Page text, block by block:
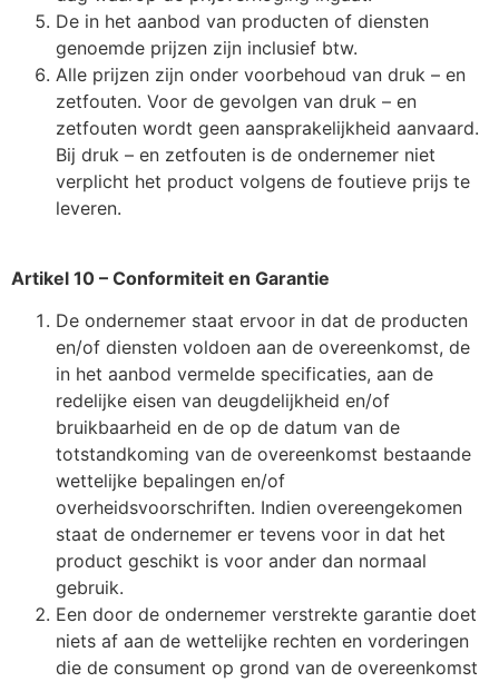
De in het aanbod van producten of diensten
genoemde prijzen zijn inclusief btw.
Alle prijzen zijn onder voorbehoud van druk – en
zetfouten. Voor de gevolgen van druk – en
zetfouten wordt geen aansprakelijkheid aanvaard.
Bij druk – en zetfouten is de ondernemer niet
verplicht het product volgens de foutieve prijs te
leveren.
Artikel 10 – Conformiteit en Garantie
De ondernemer staat ervoor in dat de producten
en/of diensten voldoen aan de overeenkomst, de
in het aanbod vermelde specificaties, aan de
redelijke eisen van deugdelijkheid en/of
bruikbaarheid en de op de datum van de
totstandkoming van de overeenkomst bestaande
wettelijke bepalingen en/of
overheidsvoorschriften. Indien overeengekomen
staat de ondernemer er tevens voor in dat het
product geschikt is voor ander dan normaal
gebruik.
Een door de ondernemer verstrekte garantie doet
niets af aan de wettelijke rechten en vorderingen
die de consument op grond van de overeenkomst